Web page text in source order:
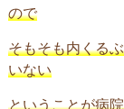
ので
そもそも内くる
いない
ということが病